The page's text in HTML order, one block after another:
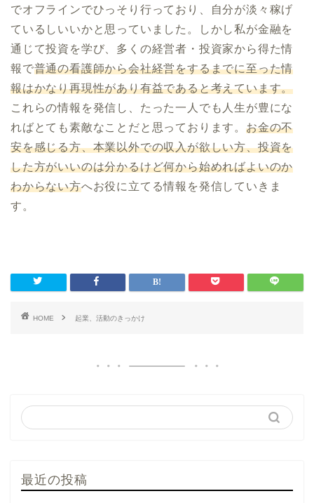
でオフラインでひっそり行っており、自分が淡々稼げ
ているしいいかと思っていました。しかし私が金融を
通じて投資を学び、多くの経営者・投資家から得た情
報で普通の看護師から会社経営をするまでに至った情
報はかなり再現性があり有益であると考えています。
これらの情報を発信し、たった一人でも人生が豊にな
ればとても素敵なことだと思っております。 お金の不
安を感じる方、本業以外での収入が欲しい方、投資を
した方がいいのは分かるけど何から始めればよいのか
わからない方へお役に立てる情報を発信していきま
す。
HOME 起業、活動のきっかけ
最近の投稿